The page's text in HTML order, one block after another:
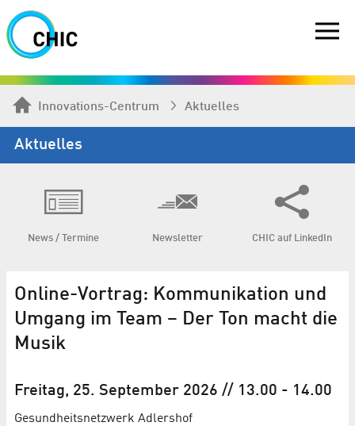
Innovations-Centrum Aktuelles
Aktuelles
News / Termine Newsletter CHIC auf LinkedIn
Online-Vortrag: Kommunikation und
Umgang im Team – Der Ton macht die
Musik
Freitag, 25. September 2026 // 13.00 - 14.00
Gesundheitsnetzwerk Adlershof